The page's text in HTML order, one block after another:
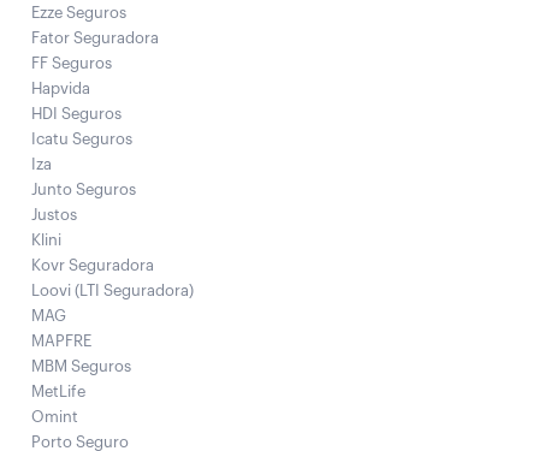
Ezze Seguros
Fator Seguradora
FF Seguros
Hapvida
HDI Seguros
Icatu Seguros
Iza
Junto Seguros
Justos
Klini
Kovr Seguradora
Loovi (LTI Seguradora)
MAG
MAPFRE
MBM Seguros
MetLife
Omint
Porto Seguro